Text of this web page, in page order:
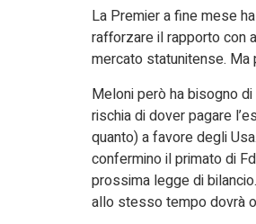
La Premier a fine mese
rafforzare il rapporto con
mercato statunitense. Ma
Meloni però ha bisogno
rischia di dover pagare
quanto) a favore degli
confermino il primato di
prossima legge di
allo stesso tempo dovrà